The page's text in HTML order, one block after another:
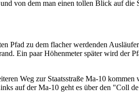
von dem man einen tollen Blick auf die
Pfad zu dem flacher werdenden
Ein paar Höhenmeter später wird der
Weg zur Staatsstraße Ma-10
auf der Ma-10 geht es über den "Coll